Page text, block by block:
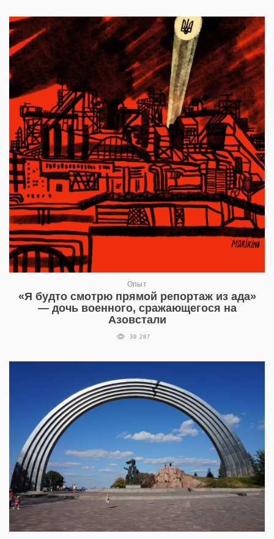
Опыт
«Я будто смотрю прямой репортаж из ада»
— дочь военного, сражающегося на
Азовстали
39 287